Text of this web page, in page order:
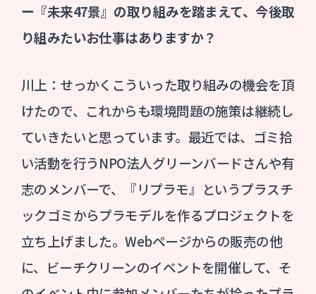
ー『未来47景』の取り組みを踏まえて、今後取
り組みたいお仕事はありますか？
川上：せっかくこういった取り組みの機会を頂
けたので、これからも環境問題の施策は継続し
ていきたいと思っています。最近では、ゴミ拾
い活動を行うNPO法人グリーンバードさんや有
志のメンバーで、『リプラモ』というプラスチ
ックゴミからプラモデルを作るプロジェクトを
立ち上げました。Webページからの販売の他
に、ビーチクリーンのイベントを開催して、そ